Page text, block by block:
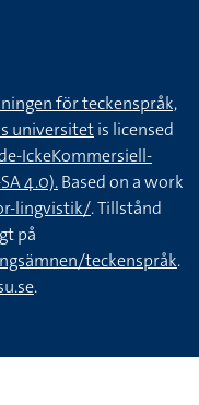
för teckenspråk,
universitetis licensed
IckeKommersiell-
4.0).Based on a work
lingvistik/. Tillstånd
på
teckenspråk.
.